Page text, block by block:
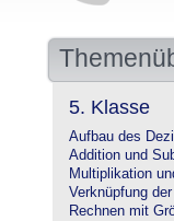
5. Klasse
Aufbau des
Addition und
Multiplikation
Verknüpfung
Rechnen mit